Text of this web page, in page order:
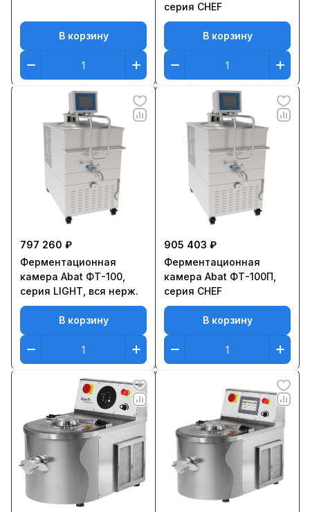
В корзину
серия CHEF
В корзину
797 260 ₽
Ферментационная
камера Abat ФТ-100,
серия LIGHT, вся нерж.
В корзину
905 403 ₽
Ферментационная
камера Abat ФТ-100П,
серия CHEF
В корзину